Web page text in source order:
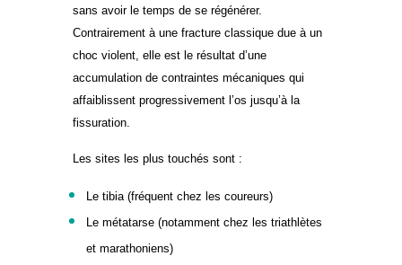
sans avoir le temps de se régénérer.
Contrairement à une fracture classique due à un
choc violent, elle est le résultat d’une
accumulation de contraintes mécaniques qui
affaiblissent progressivement l’os jusqu’à la
fissuration.
Les sites les plus touchés sont :
Le tibia (fréquent chez les coureurs)
Le métatarse (notamment chez les triathlètes
et marathoniens)